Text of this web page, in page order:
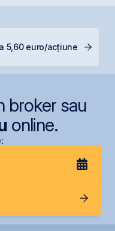
5,60 euro/acțiune
broker sau
online.